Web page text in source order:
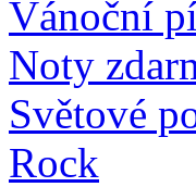
Vánoční
Noty
Světové
Rock